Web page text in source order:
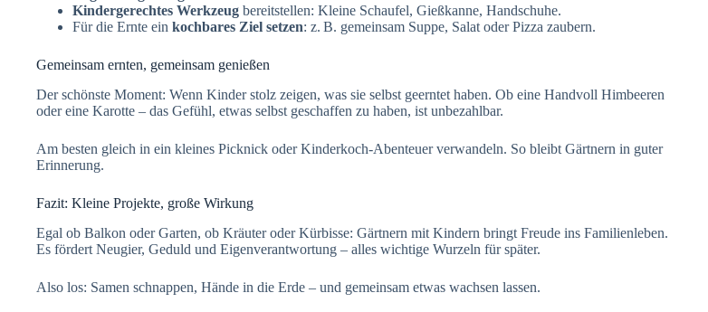
Kindergerechtes Werkzeug bereitstellen: Kleine Schaufel, Gießkanne, Handschuhe.
Für die Ernte ein kochbares Ziel setzen: z. B. gemeinsam Suppe, Salat oder Pizza zaubern.
Gemeinsam ernten, gemeinsam genießen
Der schönste Moment: Wenn Kinder stolz zeigen, was sie selbst geerntet haben. Ob eine Handvoll Himbeeren
oder eine Karotte – das Gefühl, etwas selbst geschaffen zu haben, ist unbezahlbar.
Am besten gleich in ein kleines Picknick oder Kinderkoch-Abenteuer verwandeln. So bleibt Gärtnern in guter
Erinnerung.
Fazit: Kleine Projekte, große Wirkung
Egal ob Balkon oder Garten, ob Kräuter oder Kürbisse: Gärtnern mit Kindern bringt Freude ins Familienleben.
Es fördert Neugier, Geduld und Eigenverantwortung – alles wichtige Wurzeln für später.
Also los: Samen schnappen, Hände in die Erde – und gemeinsam etwas wachsen lassen.